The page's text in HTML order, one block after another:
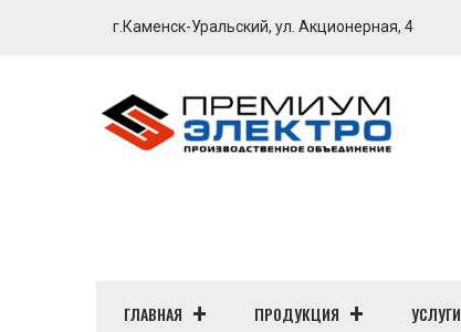
г.Каменск-Уральский, ул. Акционерная, 4
ГЛАВНАЯ ПРОДУКЦИЯ УСЛУГИ